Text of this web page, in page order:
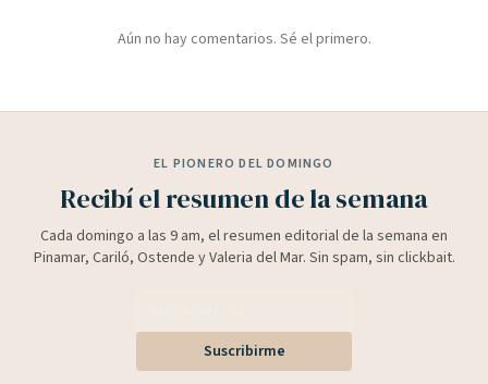
Aún no hay comentarios. Sé el primero.
EL PIONERO DEL DOMINGO
Recibí el resumen de la semana
Cada domingo a las 9 am, el resumen editorial de la semana en
Pinamar, Cariló, Ostende y Valeria del Mar. Sin spam, sin clickbait.
Suscribirme